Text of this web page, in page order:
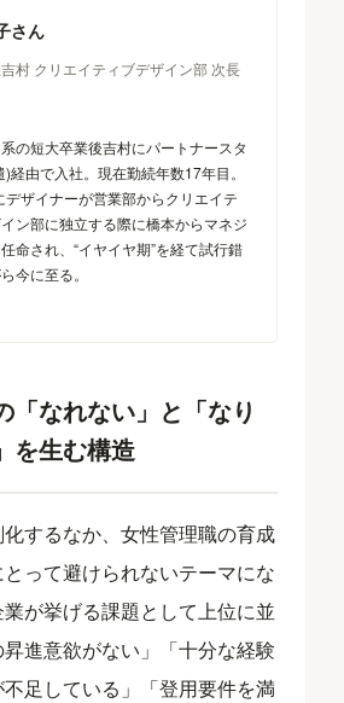
さん
村 クリエイティブデザイン部 次長
の短大卒業後吉村にパートナースタ
)経由で入社。現在勤続年数17年目。
デザイナーが営業部からクリエイテ
ン部に独立する際に橋本からマネジ
命され、“イヤイヤ期”を経て試行錯
今に至る。
「なれない」と「なり
を生む構造
するなか、女性管理職の育成
って避けられないテーマにな
が挙げる課題として上位に並
進意欲がない」「十分な経験
足している」「登用要件を満